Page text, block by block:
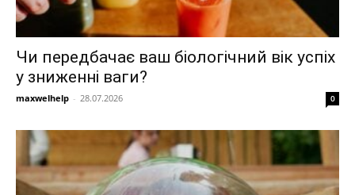
Чи передбачає ваш біологічний вік успіх
у зниженні ваги?
maxwelhelp - 28.07.2026 0